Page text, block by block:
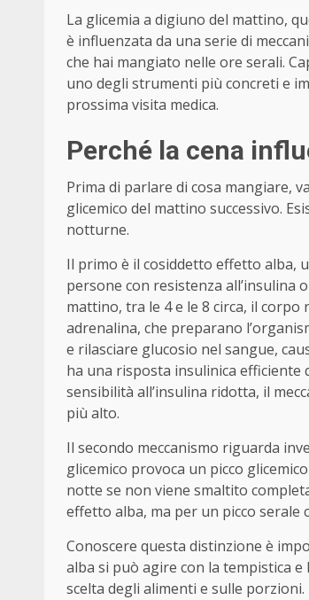
La glicemia a digiuno del mattino,
è influenzata da una serie di
che hai mangiato nelle ore serali.
uno degli strumenti più concreti e
prossima visita medica.
Perché la cena
Prima di parlare di cosa mangiare,
glicemico del mattino successivo.
notturne.
Il primo è il cosiddetto effetto alba,
persone con resistenza all’insulina
mattino, tra le 4 e le 8 circa, il
adrenalina, che preparano
e rilasciare glucosio nel sangue,
ha una risposta insulinica efficiente
sensibilità all’insulina ridotta, il
più alto.
Il secondo meccanismo riguarda
glicemico provoca un picco
notte se non viene smaltito
effetto alba, ma per un picco serale
Conoscere questa distinzione è
alba si può agire con la tempistica
scelta degli alimenti e sulle porzioni.